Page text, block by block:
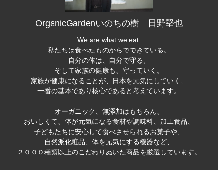
OrganicGardenいのちの樹 日野堅也
We are what we eat.
私たちは食べたものからでできている。
自分の体は、自分で守る。
そして家族の健康も、守っていく。
家族が健康になることが、日本を元気にしていく、
一番の基本であり核心であると考えています。
オーガニック、無添加はもちろん、
おいしくて、体が元気になる食材や調味料、加工食品、
子どもたちに安心して食べさせられるお菓子や、
自然派化粧品、体を元気にする機器など、
２０００種類以上のこだわりぬいた商品を厳選しています。